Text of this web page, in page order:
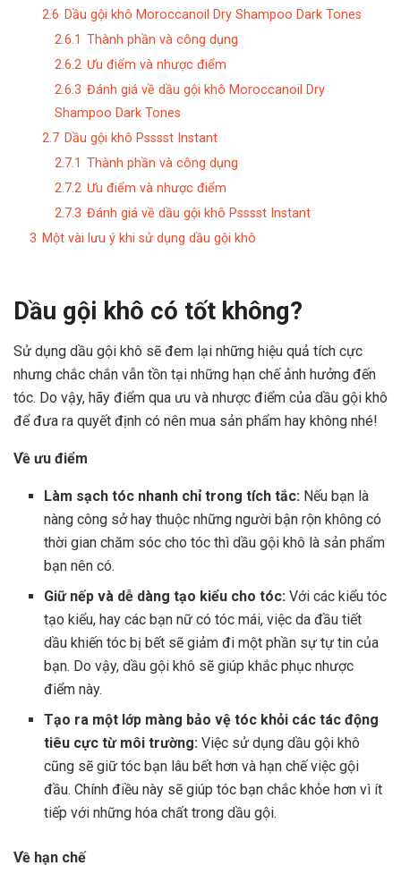
2.6 Dầu gội khô Moroccanoil Dry Shampoo Dark Tones
2.6.1 Thành phần và công dụng
2.6.2 Ưu điểm và nhược điểm
2.6.3 Đánh giá về dầu gội khô Moroccanoil Dry
Shampoo Dark Tones
2.7 Dầu gội khô Psssst Instant
2.7.1 Thành phần và công dụng
2.7.2 Ưu điểm và nhược điểm
2.7.3 Đánh giá về dầu gội khô Psssst Instant
3 Một vài lưu ý khi sử dụng dầu gội khô
Dầu gội khô có tốt không?
Sử dụng dầu gội khô sẽ đem lại những hiệu quả tích cực
nhưng chắc chắn vẫn tồn tại những hạn chế ảnh hưởng đến
tóc. Do vậy, hãy điểm qua ưu và nhược điểm của dầu gội khô
để đưa ra quyết định có nên mua sản phẩm hay không nhé!
Về ưu điểm
Làm sạch tóc nhanh chỉ trong tích tắc: Nếu bạn là
nàng công sở hay thuộc những người bận rộn không có
thời gian chăm sóc cho tóc thì dầu gội khô là sản phẩm
bạn nên có.
Giữ nếp và dễ dàng tạo kiểu cho tóc: Với các kiểu tóc
tạo kiểu, hay các bạn nữ có tóc mái, việc da đầu tiết
dầu khiến tóc bị bết sẽ giảm đi một phần sự tự tin của
bạn. Do vậy, dầu gội khô sẽ giúp khắc phục nhược
điểm này.
Tạo ra một lớp màng bảo vệ tóc khỏi các tác động
tiêu cực từ môi trường: Việc sử dụng dầu gội khô
cũng sẽ giữ tóc bạn lâu bết hơn và hạn chế việc gội
đầu. Chính điều này sẽ giúp tóc bạn chắc khỏe hơn vì ít
tiếp với những hóa chất trong dầu gội.
Về hạn chế